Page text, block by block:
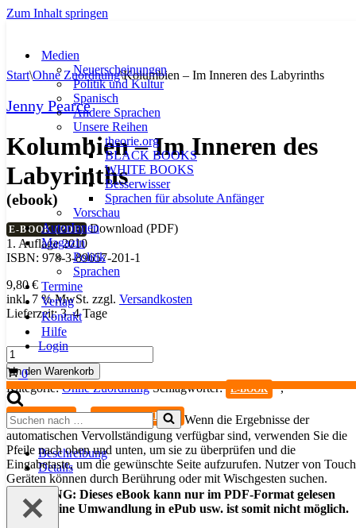
Zum Inhalt springen
Medien
Neuerscheinungen
Politik und Kultur
Spanisch
Andere Sprachen
Unsere Reihen
theorie.org
BLACK BOOKS
WHITE BOOKS
Besserwisser
Sprachen für absolute Anfänger
Vorschau
AutorInnen
Magazin
Politik
Sprachen
Termine
Verlag
Kontakt
Hilfe
Login
Warenkorb
0
Suchen
nach …
Wenn die Ergebnisse der
automatischen Vervollständigung verfügbar sind, verwenden Sie die
Pfeile nach oben und unten, um sie zu überprüfen und die
Eingabetaste, um die gewünschte Seite aufzurufen. Nutzer von
Geräten können durch Berührung oder mit Wischgesten suchen.
Start\Ohne Zuordnung\Kolumbien – Im Inneren des Labyrinths
Jenny Pearce
Kolumbien – Im Inneren des
Labyrinths
(ebook)
E-BOOK (PDF) Download (PDF)
1. Auflage 2010
ISBN: 978-3-89657-201-1
9,80€
inkl. 7 % MwSt. zzgl. Versandkosten
Lieferzeit:3–4 Tage
Kolumbien
-
Im
Inneren
des
Labyrinths
Menge
In den Warenkorb
Kategorie:Ohne Zuordnung Schlagwörter: E-BOOK ,
KOLUMBIEN , LATEINAMERIKA
Beschreibung
Details
ACHTUNG: Dieses eBook kann nur im PDF-Format gelesen
werden, eine Umwandlung in ePub usw. ist somit nicht möglich.